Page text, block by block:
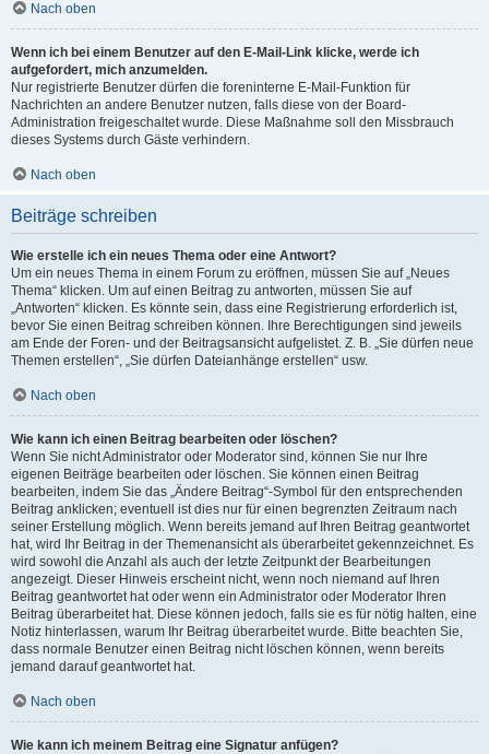
Nach oben
Wenn ich bei einem Benutzer auf den E-Mail-Link klicke, werde ich
aufgefordert, mich anzumelden.
Nur registrierte Benutzer dürfen die foreninterne E-Mail-Funktion für
Nachrichten an andere Benutzer nutzen, falls diese von der Board-
Administration freigeschaltet wurde. Diese Maßnahme soll den Missbrauch
dieses Systems durch Gäste verhindern.
Nach oben
Beiträge schreiben
Wie erstelle ich ein neues Thema oder eine Antwort?
Um ein neues Thema in einem Forum zu eröffnen, müssen Sie auf „Neues
Thema“ klicken. Um auf einen Beitrag zu antworten, müssen Sie auf
„Antworten“ klicken. Es könnte sein, dass eine Registrierung erforderlich ist,
bevor Sie einen Beitrag schreiben können. Ihre Berechtigungen sind jeweils
am Ende der Foren- und der Beitragsansicht aufgelistet. Z. B. „Sie dürfen neue
Themen erstellen“, „Sie dürfen Dateianhänge erstellen“ usw.
Nach oben
Wie kann ich einen Beitrag bearbeiten oder löschen?
Wenn Sie nicht Administrator oder Moderator sind, können Sie nur Ihre
eigenen Beiträge bearbeiten oder löschen. Sie können einen Beitrag
bearbeiten, indem Sie das „Ändere Beitrag“-Symbol für den entsprechenden
Beitrag anklicken; eventuell ist dies nur für einen begrenzten Zeitraum nach
seiner Erstellung möglich. Wenn bereits jemand auf Ihren Beitrag geantwortet
hat, wird Ihr Beitrag in der Themenansicht als überarbeitet gekennzeichnet. Es
wird sowohl die Anzahl als auch der letzte Zeitpunkt der Bearbeitungen
angezeigt. Dieser Hinweis erscheint nicht, wenn noch niemand auf Ihren
Beitrag geantwortet hat oder wenn ein Administrator oder Moderator Ihren
Beitrag überarbeitet hat. Diese können jedoch, falls sie es für nötig halten, eine
Notiz hinterlassen, warum Ihr Beitrag überarbeitet wurde. Bitte beachten Sie,
dass normale Benutzer einen Beitrag nicht löschen können, wenn bereits
jemand darauf geantwortet hat.
Nach oben
Wie kann ich meinem Beitrag eine Signatur anfügen?